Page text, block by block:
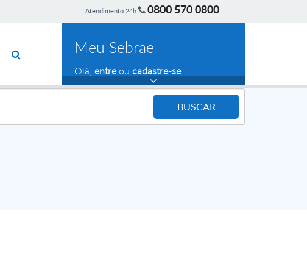
Atendimento 24h 0800 570 0800
Meu Sebrae
Olá, entreou cadastre-se
BUSCAR